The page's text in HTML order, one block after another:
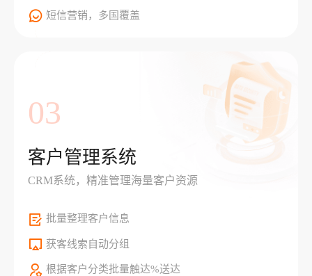
短信营销，多国覆盖
03
客户管理系统
CRM系统，精准管理海量客户资源
批量整理客户信息
获客线索自动分组
根据客户分类批量触达%送达